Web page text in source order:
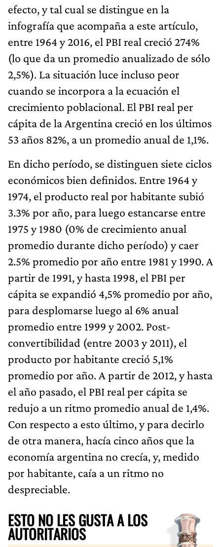
efecto, y tal cual se distingue en la
infografía que acompaña a este artículo,
entre 1964 y 2016, el PBI real creció 274%
(lo que da un promedio anualizado de sólo
2,5%). La situación luce incluso peor
cuando se incorpora a la ecuación el
crecimiento poblacional. El PBI real per
cápita de la Argentina creció en los últimos
53 años 82%, a un promedio anual de 1,1%.
En dicho período, se distinguen siete ciclos
económicos bien definidos. Entre 1964 y
1974, el producto real por habitante subió
3.3% por año, para luego estancarse entre
1975 y 1980 (0% de crecimiento anual
promedio durante dicho período) y caer
2.5% promedio por año entre 1981 y 1990. A
partir de 1991, y hasta 1998, el PBI per
cápita se expandió 4,5% promedio por año,
para desplomarse luego al 6% anual
promedio entre 1999 y 2002. Post-
convertibilidad (entre 2003 y 2011), el
producto por habitante creció 5,1%
promedio por año. A partir de 2012, y hasta
el año pasado, el PBI real per cápita se
redujo a un ritmo promedio anual de 1,4%.
Con respecto a esto último, y para decirlo
de otra manera, hacía cinco años que la
economía argentina no crecía, y, medido
por habitante, caía a un ritmo no
despreciable.
ESTO NO LES GUSTA A LOS
AUTORITARIOS